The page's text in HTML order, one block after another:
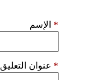
الإسم *
عنوان التعليق *